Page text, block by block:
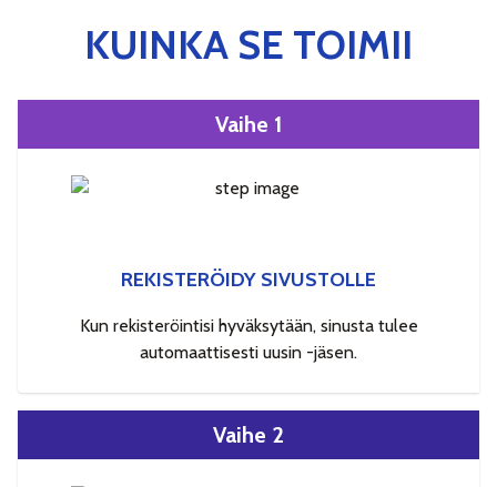
KUINKA SE TOIMII
Vaihe 1
REKISTERÖIDY SIVUSTOLLE
Kun rekisteröintisi hyväksytään, sinusta tulee
automaattisesti uusin -jäsen.
Vaihe 2